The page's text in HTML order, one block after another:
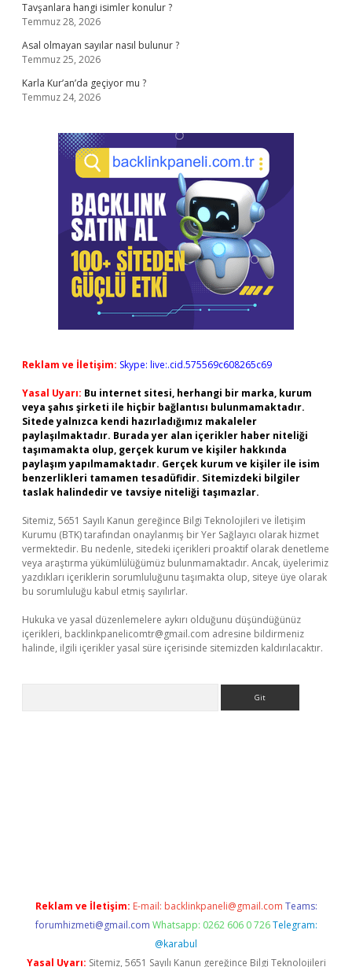
Tavşanlara hangi isimler konulur ?
Temmuz 28, 2026
Asal olmayan sayılar nasıl bulunur ?
Temmuz 25, 2026
Karla Kur’an’da geçiyor mu ?
Temmuz 24, 2026
Reklam ve İletişim: Skype: live:.cid.575569c608265c69
Yasal Uyarı: Bu internet sitesi, herhangi bir marka, kurum
veya şahıs şirketi ile hiçbir bağlantısı bulunmamaktadır.
Sitede yalnızca kendi hazırladığımız makaleler
paylaşılmaktadır. Burada yer alan içerikler haber niteliği
taşımamakta olup, gerçek kurum ve kişiler hakkında
paylaşım yapılmamaktadır. Gerçek kurum ve kişiler ile isim
benzerlikleri tamamen tesadüfidir. Sitemizdeki bilgiler
taslak halindedir ve tavsiye niteliği taşımazlar.
Sitemiz, 5651 Sayılı Kanun gereğince Bilgi Teknolojileri ve İletişim
Kurumu (BTK) tarafından onaylanmış bir Yer Sağlayıcı olarak hizmet
vermektedir. Bu nedenle, sitedeki içerikleri proaktif olarak denetleme
veya araştırma yükümlülüğümüz bulunmamaktadır. Ancak, üyelerimiz
yazdıkları içeriklerin sorumluluğunu taşımakta olup, siteye üye olarak
bu sorumluluğu kabul etmiş sayılırlar.
Hukuka ve yasal düzenlemelere aykırı olduğunu düşündüğünüz
içerikleri, backlinkpanelicomtr@gmail.com adresine bildirmeniz
halinde, ilgili içerikler yasal süre içerisinde sitemizden kaldırılacaktır.
Reklam ve İletişim: E-mail: backlinkpaneli@gmail.com Teams:
forumhizmeti@gmail.com Whatsapp: 0262 606 0 726 Telegram:
@karabul
Yasal Uyarı: Sitemiz, 5651 Sayılı Kanun gereğince Bilgi Teknolojileri